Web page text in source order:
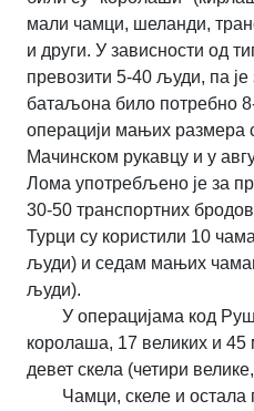
мали чамци, шеланди,
и други. У зависности од
превозити 5-40 људи, па је
батаљона било потребно
операцији мањих размера
Мачинском рукавцу и у
Лома употребљено је за
30-50 транспортних
Турци су користили 10
људи) и седам мањих
људи).
У операцијама код
королаша, 17 великих и
девет скела (четири
Чамци, скеле и остала